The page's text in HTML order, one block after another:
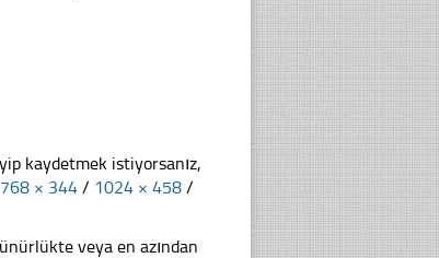
kaydetmek istiyorsanız,
768 × 344 / 1024 × 458 /
veya en azından